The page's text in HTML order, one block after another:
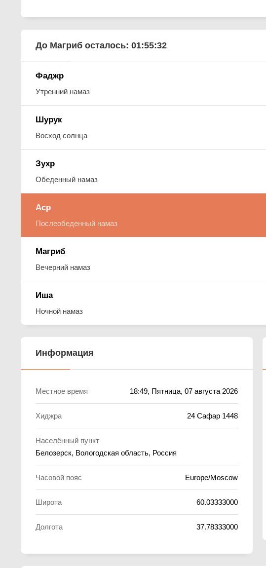
До Магриб осталось: 01:55:30
Фаджр
Утренний намаз
Шурук
Восход солнца
Зухр
Обеденный намаз
Аср
Послеобеденный намаз
Магриб
Вечерний намаз
Иша
Ночной намаз
Информация
Местное время 18:49, Пятница, 07 августа 2026
Хиджра 24 Сафар 1448
Населённый пункт
Белозерск, Вологодская область, Россия
Часовой пояс Europe/Moscow
Широта 60.03333000
Долгота 37.78333000